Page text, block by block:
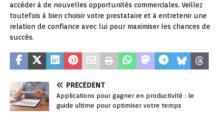
accéder à de nouvelles opportunités commerciales. Veillez
toutefois à bien choisir votre prestataire et à entretenir une
relation de confiance avec lui pour maximiser les chances de
succès.
PRÉCÉDENT
Applications pour gagner en productivité : le
guide ultime pour optimiser votre temps